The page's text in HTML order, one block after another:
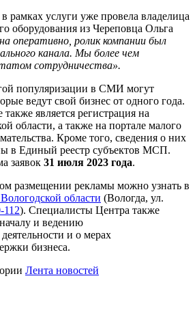
рамках услуги уже провела владелица
оборудования из Череповца Ольга
оперативно, ролик компании был
канала. Мы более чем
сотрудничества».
популяризации в СМИ могут
ведут свой бизнес от одного года.
является регистрация на
области, а также на портале малого
Кроме того, сведения о них
в Единый реестр субъектов МСП.
заявок 31 июля 2023 года.
размещении рекламы можно узнать в
области (Вологда, ул.
112). Специалисты Центра также
и ведению
и о мерах
бизнеса.
Лента новостей